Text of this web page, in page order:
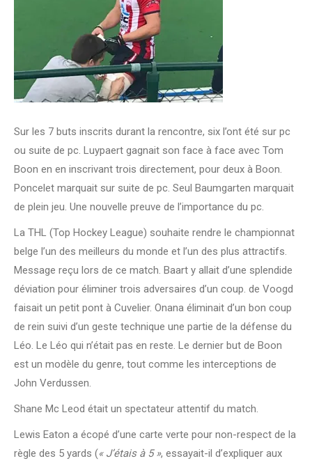
Sur les 7 buts inscrits durant la rencontre, six l’ont été sur pc
ou suite de pc. Luypaert gagnait son face à face avec Tom
Boon en en inscrivant trois directement, pour deux à Boon.
Poncelet marquait sur suite de pc. Seul Baumgarten marquait
de plein jeu. Une nouvelle preuve de l’importance du pc.
La THL (Top Hockey League) souhaite rendre le championnat
belge l’un des meilleurs du monde et l’un des plus attractifs.
Message reçu lors de ce match. Baart y allait d’une splendide
déviation pour éliminer trois adversaires d’un coup. de Voogd
faisait un petit pont à Cuvelier. Onana éliminait d’un bon coup
de rein suivi d’un geste technique une partie de la défense du
Léo. Le Léo qui n’était pas en reste. Le dernier but de Boon
est un modèle du genre, tout comme les interceptions de
John Verdussen.
Shane Mc Leod était un spectateur attentif du match.
Lewis Eaton a écopé d’une carte verte pour non-respect de la
règle des 5 yards (« J’étais à 5 », essayait-il d’expliquer aux